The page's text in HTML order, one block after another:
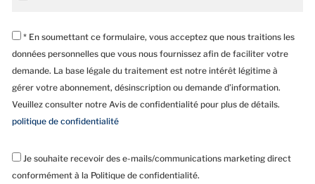
* En soumettant ce formulaire, vous acceptez que nous traitions les
données personnelles que vous nous fournissez afin de faciliter votre
demande. La base légale du traitement est notre intérêt légitime à
gérer votre abonnement, désinscription ou demande d’information.
Veuillez consulter notre Avis de confidentialité pour plus de détails.
politique de confidentialité
Je souhaite recevoir des e-mails/communications marketing direct
conformément à la Politique de confidentialité.